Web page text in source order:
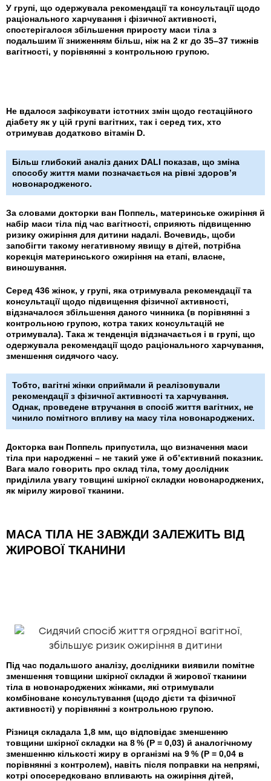
У групі, що одержувала рекомендації та консультації щодо
раціонального харчування і фізичної активності,
спостерігалося збільшення приросту маси тіла з
подальшим її зниженням більш, ніж на 2 кг до 35–37 тижнів
вагітності, у порівнянні з контрольною групою.
Не вдалося зафіксувати істотних змін щодо гестаційного
діабету як у цій групі вагітних, так і серед тих, хто
отримував додатково вітамін D.
Більш глибокий аналіз даних DALI показав, що зміна
способу життя мами позначається на рівні здоров’я
новонародженого.
За словами докторки ван Поппель, материнське ожиріння й
набір маси тіла під час вагітності, сприяють підвищенню
ризику ожиріння для дитини надалі. Вочевидь, щоби
запобігти такому негативному явищу в дітей, потрібна
корекція материнського ожиріння на етапі, власне,
виношування.
Серед 436 жінок, у групі, яка отримувала рекомендації та
консультації щодо підвищення фізичної активності,
відзначалося збільшення даного чинника (в порівнянні з
контрольною групою, котра таких консультацій не
отримувала). Така ж тенденція відзначається і в групі, що
одержувала рекомендації щодо раціонального харчування,
зменшення сидячого часу.
Тобто, вагітні жінки сприймали й реалізовували
рекомендації з фізичної активності та харчування.
Однак, проведене втручання в спосіб життя вагітних, не
чинило помітного впливу на масу тіла новонароджених.
Докторка ван Поппель припустила, що визначення маси
тіла при народженні – не такий уже й об’єктивний показник.
Вага мало говорить про склад тіла, тому дослідник
приділила увагу товщині шкірної складки новонароджених,
як мірилу жирової тканини.
МАСА ТІЛА НЕ ЗАВЖДИ ЗАЛЕЖИТЬ ВІД
ЖИРОВОЇ ТКАНИНИ
Під час подальшого аналізу, дослідники виявили помітне
зменшення товщини шкірної складки й жирової тканини
тіла в новонароджених жінками, які отримували
комбіноване консультування (щодо дієти та фізичної
активності) у порівнянні з контрольною групою.
Різниця складала 1,8 мм, що відповідає зменшенню
товщини шкірної складки на 8 % (P = 0,03) й аналогічному
зменшенню кількості жиру в організмі на 9 % (P = 0,04 в
порівнянні з контролем), навіть після поправки на непрямі,
котрі опосередковано впливають на ожиріння дітей,